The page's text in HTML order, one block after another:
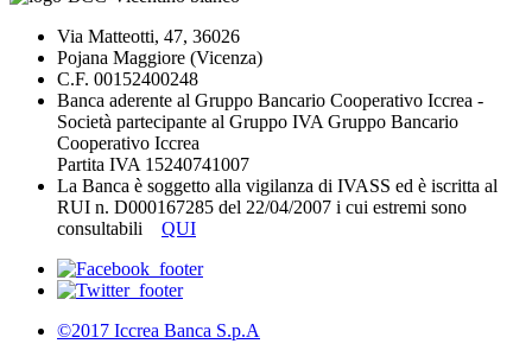
Via Matteotti, 47, 36026
Pojana Maggiore (Vicenza)
C.F. 00152400248
Banca aderente al Gruppo Bancario Cooperativo Iccrea -
Società partecipante al Gruppo IVA Gruppo Bancario
Cooperativo Iccrea
Partita IVA 15240741007
La Banca è soggetto alla vigilanza di IVASS ed è iscritta al
RUI n. D000167285 del 22/04/2007 i cui estremi sono
consultabili QUI
©2017 Iccrea Banca S.p.A